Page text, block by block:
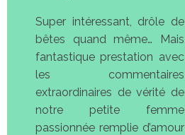
Super intéressant, drôle de
bêtes quand même… Mais
fantastique prestation avec
les commentaires
extraordinaires de vérité de
notre petite femme
passionnée remplie d’amour